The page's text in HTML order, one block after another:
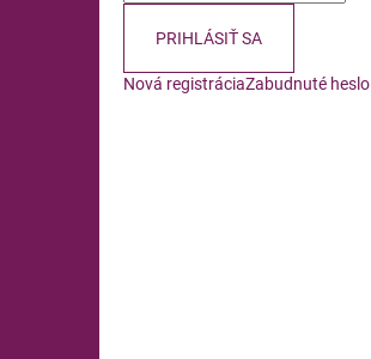
PRIHLÁSIŤ SA
Nová registráciaZabudnuté heslo